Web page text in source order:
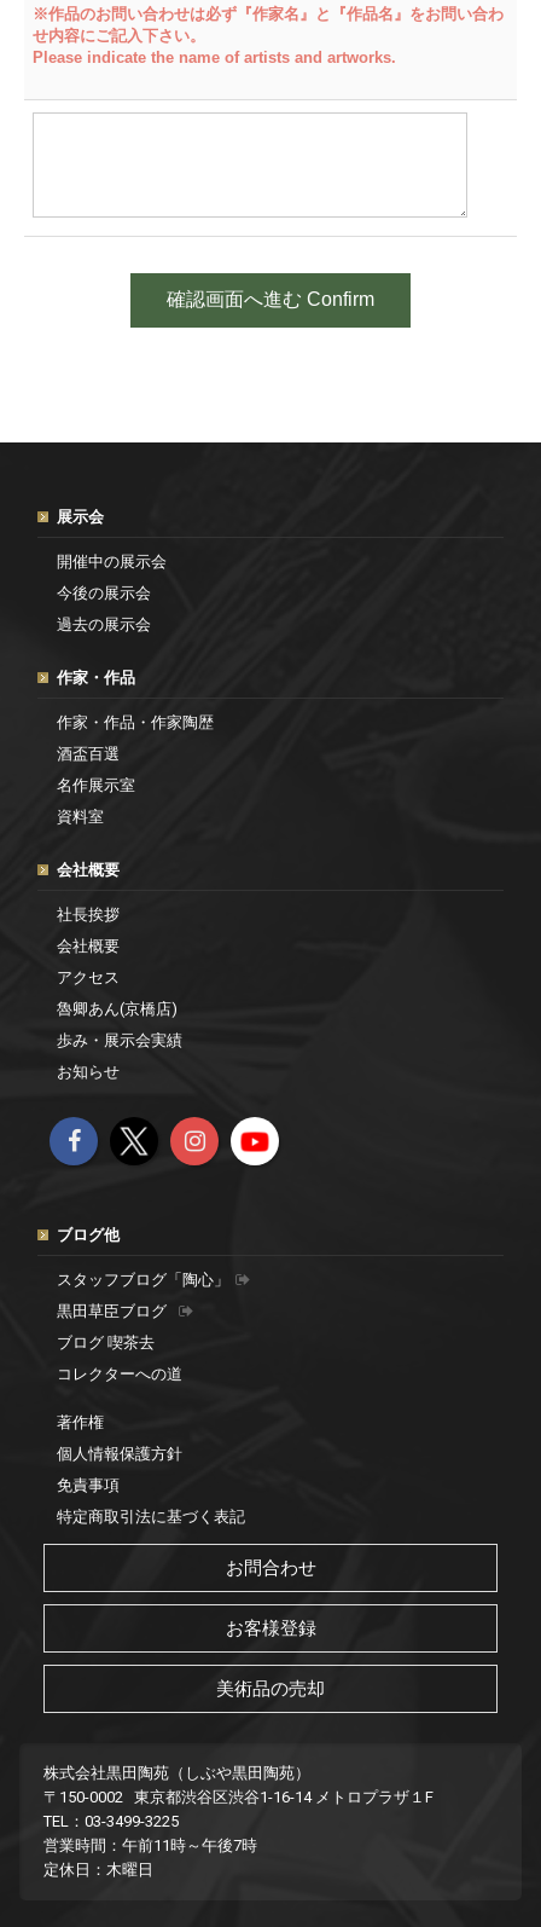
※作品のお問い合わせは必ず『作家名』と『作品名』をお問い合わ
せ内容にご記入下さい。
Please indicate the name of artists and artworks.
展示会
開催中の展示会
今後の展示会
過去の展示会
作家・作品
作家・作品・作家陶歴
酒盃百選
名作展示室
資料室
会社概要
社長挨拶
会社概要
アクセス
魯卿あん(京橋店)
歩み・展示会実績
お知らせ
ブログ他
スタッフブログ「陶心」
黒田草臣ブログ
ブログ 喫茶去
コレクターへの道
著作権
個人情報保護方針
免責事項
特定商取引法に基づく表記
お問合わせ
お客様登録
美術品の売却
株式会社黒田陶苑（しぶや黒田陶苑）
〒150-0002 東京都渋谷区渋谷1-16-14 メトロプラザ１F
TEL：03-3499-3225
営業時間：午前11時～午後7時
定休日：木曜日